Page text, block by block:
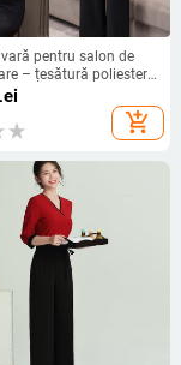
pentru salon de
– țesătură poliester
a umezelii, sacou și
și căptușeală,
add_shopping_cart